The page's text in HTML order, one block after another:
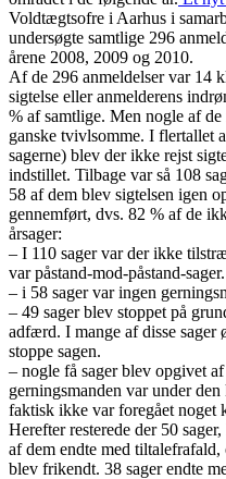
Voldtægtsofre i Aarhus i
undersøgte samtlige 296
årene 2008, 2009 og 2010.
Af de 296 anmeldelser var 14
sigtelse eller anmelderens
% af samtlige. Men nogle af de
ganske tvivlsomme. I flertallet
sagerne) blev der ikke rejst
indstillet. Tilbage var så 108
58 af dem blev sigtelsen igen
gennemført, dvs. 82 % af de
årsager:
– I 110 sager var der ikke
var påstand-mod-påstand-sager.
– i 58 sager var ingen
– 49 sager blev stoppet på
adfærd. I mange af disse sager
stoppe sagen.
– nogle få sager blev opgivet
gerningsmanden var under
faktisk ikke var foregået noget
Herefter resterede der 50
af dem endte med tiltalefrafald,
blev frikendt. 38 sager endte